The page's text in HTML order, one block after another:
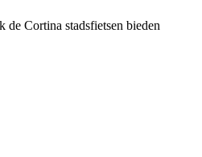
Cortina stadsfietsen bieden